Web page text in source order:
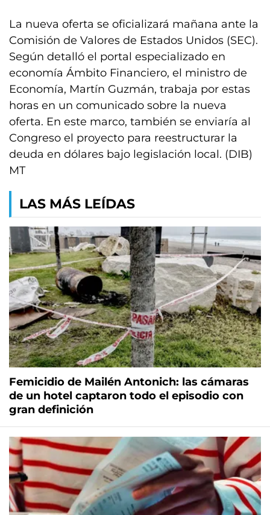
La nueva oferta se oficializará mañana ante la
Comisión de Valores de Estados Unidos (SEC).
Según detalló el portal especializado en
economía Ámbito Financiero, el ministro de
Economía, Martín Guzmán, trabaja por estas
horas en un comunicado sobre la nueva
oferta. En este marco, también se enviaría al
Congreso el proyecto para reestructurar la
deuda en dólares bajo legislación local. (DIB)
MT
LAS MÁS LEÍDAS
Femicidio de Mailén Antonich: las cámaras
de un hotel captaron todo el episodio con
gran definición